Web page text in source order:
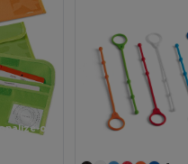
o!